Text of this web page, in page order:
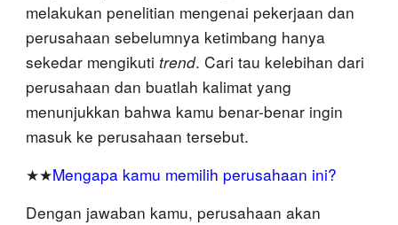
melakukan penelitian mengenai pekerjaan dan
perusahaan sebelumnya ketimbang hanya
sekedar mengikuti trend. Cari tau kelebihan dari
perusahaan dan buatlah kalimat yang
menunjukkan bahwa kamu benar-benar ingin
masuk ke perusahaan tersebut.
★★Mengapa kamu memilih perusahaan ini?
Dengan jawaban kamu, perusahaan akan